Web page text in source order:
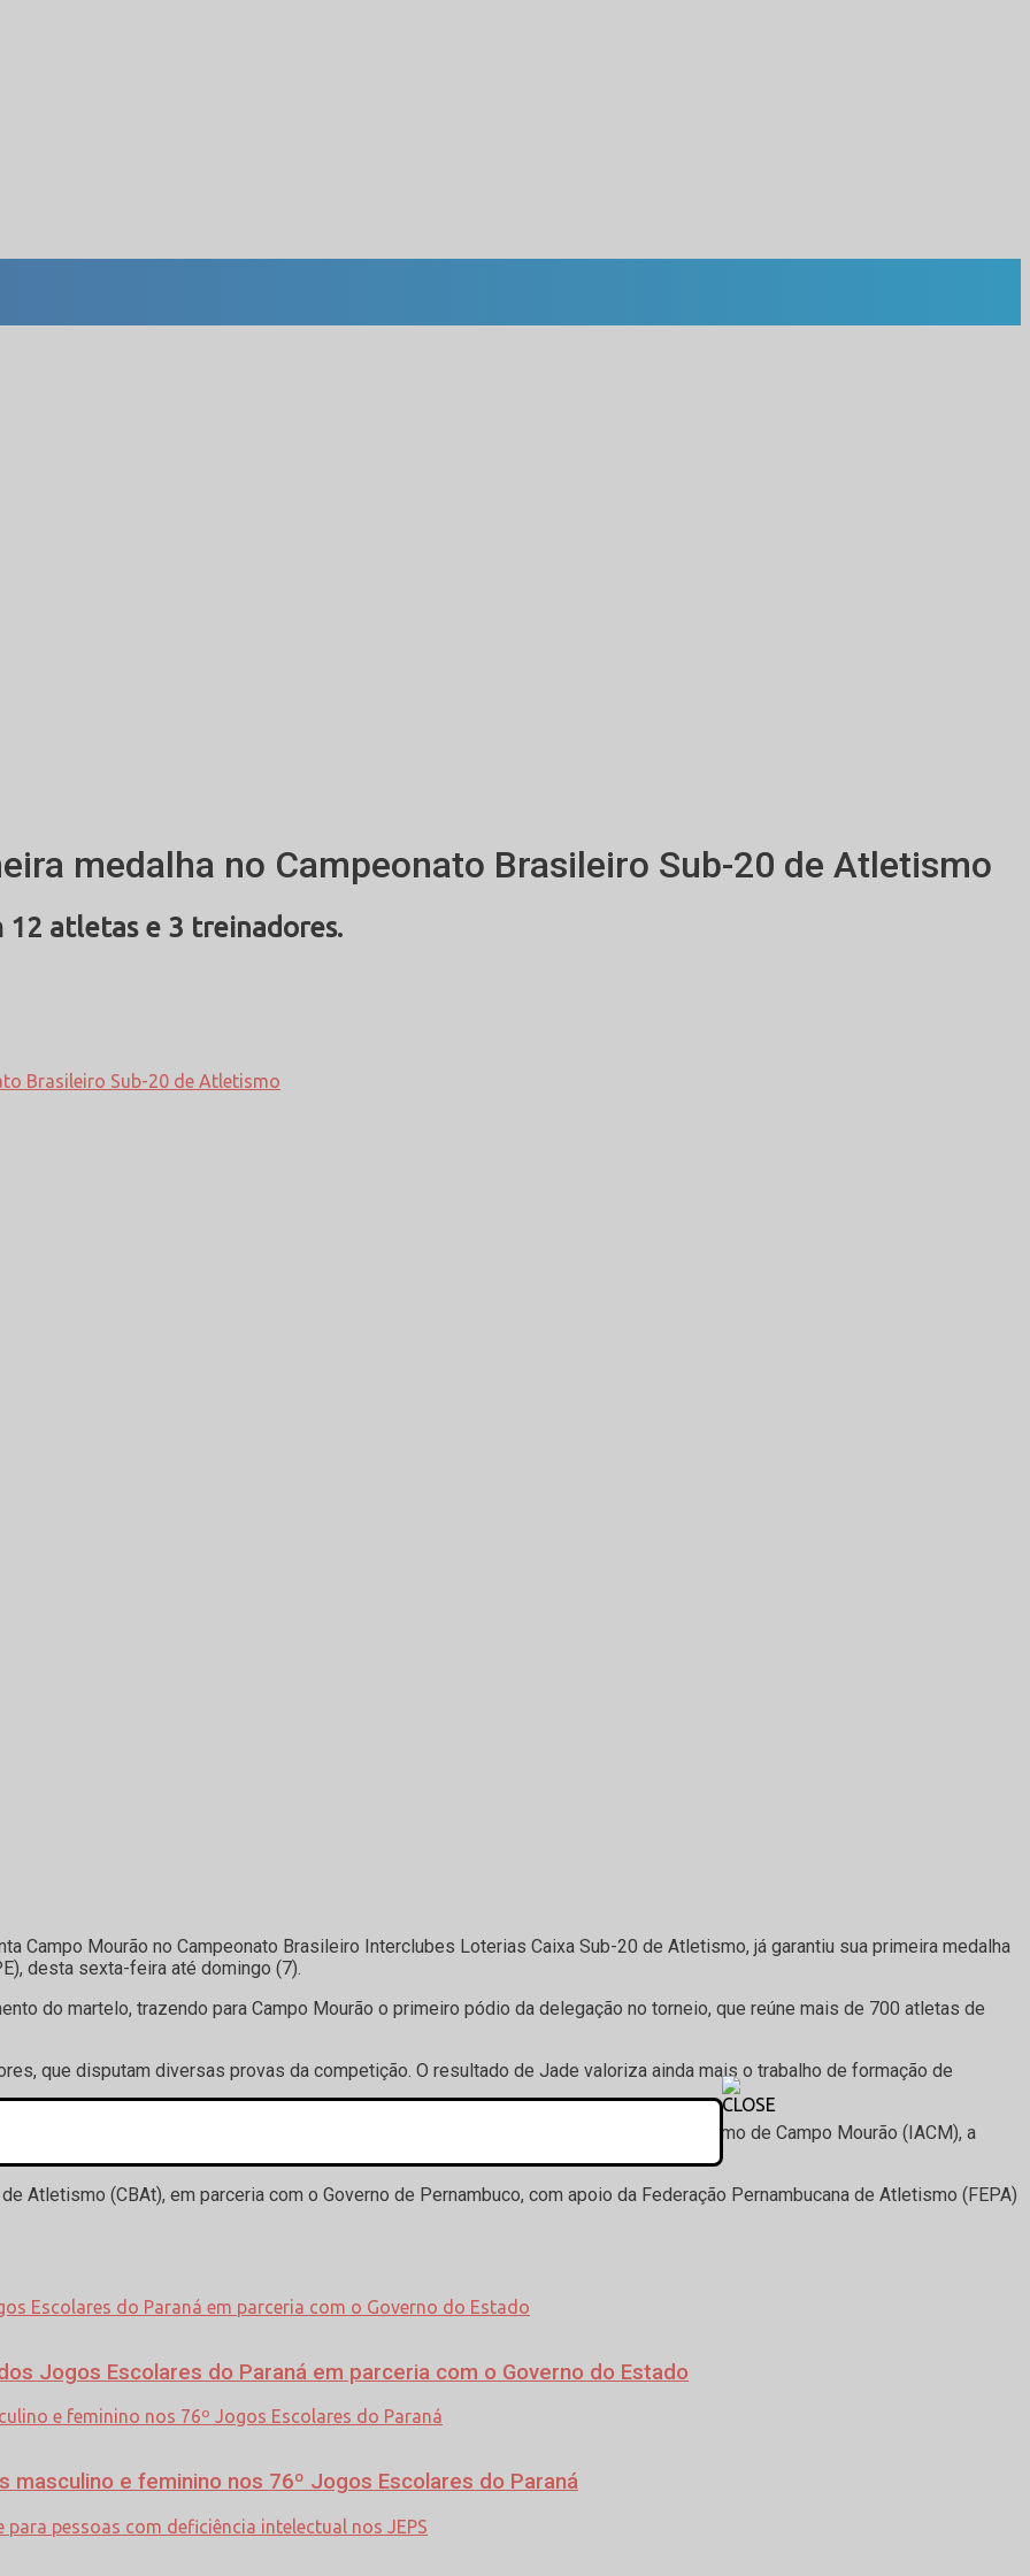
medalha no Campeonato Brasileiro Sub-20 de Atletismo
12 atletas e 3 treinadores.
Campo Mourão no Campeonato Brasileiro Interclubes Loterias Caixa Sub-20 de Atletismo, já garantiu sua primeira medalha
desta sexta-feira até domingo (7).
do martelo, trazendo para Campo Mourão o primeiro pódio da delegação no torneio, que reúne mais de 700 atletas de
que disputam diversas provas da competição. O resultado de Jade valoriza ainda mais o trabalho de formação de
por meio da Fundação de Esportes (Fecam), em parceria com o Instituto do Atletismo de Campo Mourão (IACM), a
e com apoio de empresas locais via projetos de incentivo ao esporte.
Atletismo (CBAt), em parceria com o Governo de Pernambuco, com apoio da Federação Pernambucana de Atletismo (FEPA)
Jogos Escolares do Paraná em parceria com o Governo do Estado
e feminino nos 76º Jogos Escolares do Paraná